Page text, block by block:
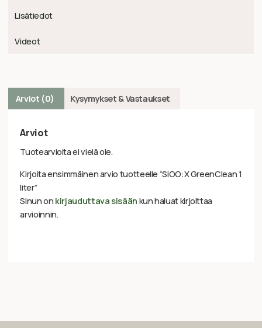
Lisätiedot
Videot
Arviot (0) Kysymykset & Vastaukset
Arviot
Tuotearvioita ei vielä ole.
Kirjoita ensimmäinen arvio tuotteelle “SiOO:X GreenClean 1
liter”
Sinun on kirjauduttava sisään kun haluat kirjoittaa
arvioinnin.